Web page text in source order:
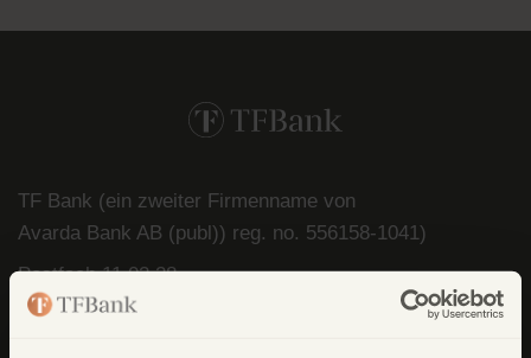
TF Bank (ein zweiter Firmenname von
Avarda Bank AB (publ)) reg. no. 556158-1041)
Postfach11 02 28
10832 Berlin